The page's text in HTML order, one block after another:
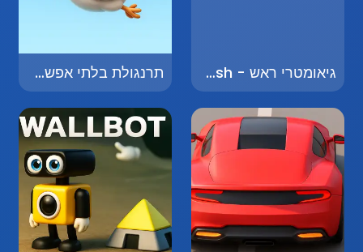
גיאומטרי ראש - Geometry Rash תרנגולת בלתי אפשרית - Impossible Chicken